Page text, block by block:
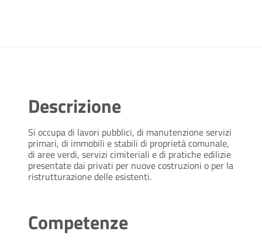
Descrizione
Si occupa di lavori pubblici, di manutenzione servizi
primari, di immobili e stabili di proprietà comunale,
di aree verdi, servizi cimiteriali e di pratiche edilizie
presentate dai privati per nuove costruzioni o per la
ristrutturazione delle esistenti.
Competenze